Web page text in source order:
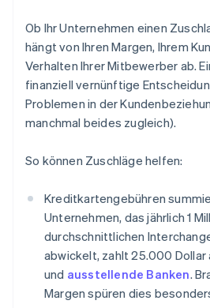
Ob Ihr Unternehmen einen
hängt von Ihren Margen, Ihrem
Verhalten Ihrer Mitbewerber ab.
finanziell vernünftige
Problemen in der
manchmal beides zugleich).
So können Zuschläge helfen:
Kreditkartengebühren
Unternehmen, das jährlich 1
durchschnittlichen
abwickelt, zahlt 25.000
und ausstellende Banken.
Margen spüren dies